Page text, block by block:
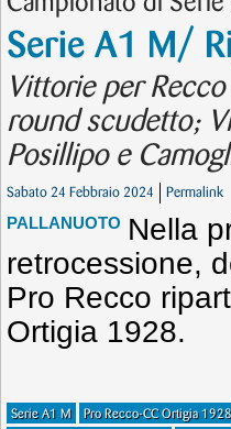
Serie A1 M/
Vittorie per
round scudetto;
Posillipo e
Sabato 24 Febbraio 2024 Permalink
PALLANUOTO Nella
retrocessione,
Pro Recco
Ortigia 1928.
Serie A1 M Pro Recco-CC Ortigia 1928